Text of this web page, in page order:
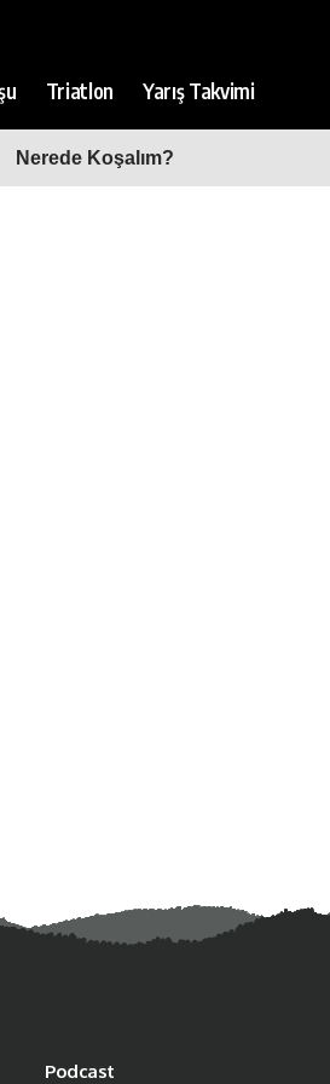
Triatlon Yarış Takvimi
Nerede Koşalım?
Podcast